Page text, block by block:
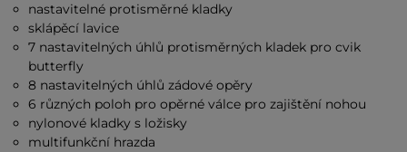
nastavitelné protisměrné kladky
sklápěcí lavice
7 nastavitelných úhlů protisměrných kladek pro cvik
butterfly
8 nastavitelných úhlů zádové opěry
6 různých poloh pro opěrné válce pro zajištění nohou
nylonové kladky s ložisky
multifunkční hrazda